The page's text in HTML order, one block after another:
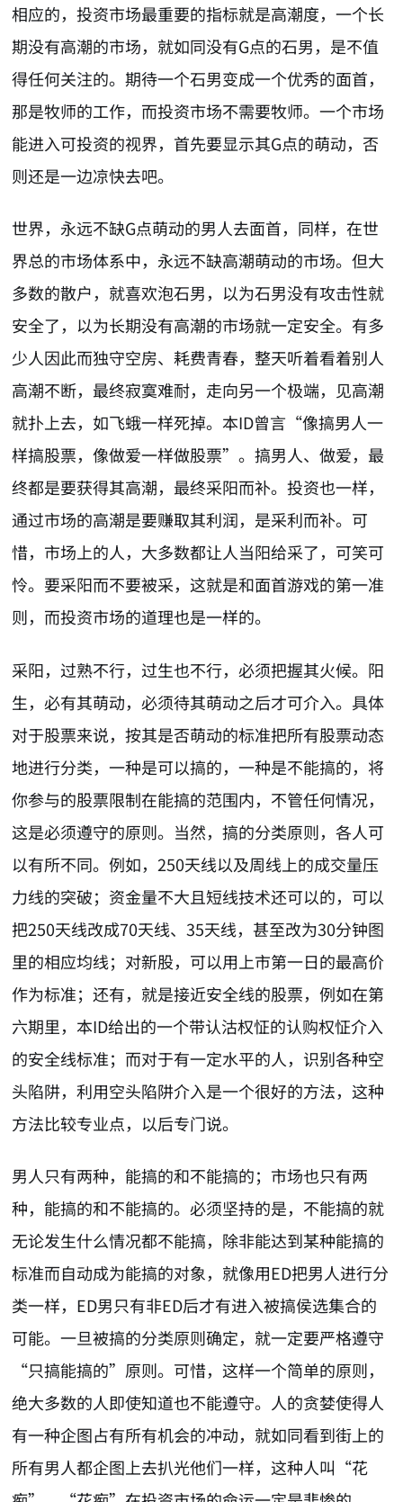
相应的，投资市场最重要的指标就是高潮度，一个长
期没有高潮的市场，就如同没有G点的石男，是不值
得任何关注的。期待一个石男变成一个优秀的面首，
那是牧师的工作，而投资市场不需要牧师。一个市场
能进入可投资的视界，首先要显示其G点的萌动，否
则还是一边凉快去吧。
世界，永远不缺G点萌动的男人去面首，同样，在世
界总的市场体系中，永远不缺高潮萌动的市场。但大
多数的散户，就喜欢泡石男，以为石男没有攻击性就
安全了，以为长期没有高潮的市场就一定安全。有多
少人因此而独守空房、耗费青春，整天听着看着别人
高潮不断，最终寂寞难耐，走向另一个极端，见高潮
就扑上去，如飞蛾一样死掉。本ID曾言“像搞男人一
样搞股票，像做爱一样做股票”。搞男人、做爱，最
终都是要获得其高潮，最终采阳而补。投资也一样，
通过市场的高潮是要赚取其利润，是采利而补。可
惜，市场上的人，大多数都让人当阳给采了，可笑可
怜。要采阳而不要被采，这就是和面首游戏的第一准
则，而投资市场的道理也是一样的。
采阳，过熟不行，过生也不行，必须把握其火候。阳
生，必有其萌动，必须待其萌动之后才可介入。具体
对于股票来说，按其是否萌动的标准把所有股票动态
地进行分类，一种是可以搞的，一种是不能搞的，将
你参与的股票限制在能搞的范围内，不管任何情况，
这是必须遵守的原则。当然，搞的分类原则，各人可
以有所不同。例如，250天线以及周线上的成交量压
力线的突破；资金量不大且短线技术还可以的，可以
把250天线改成70天线、35天线，甚至改为30分钟图
里的相应均线；对新股，可以用上市第一日的最高价
作为标准；还有，就是接近安全线的股票，例如在第
六期里，本ID给出的一个带认沽权怔的认购权怔介入
的安全线标准；而对于有一定水平的人，识别各种空
头陷阱，利用空头陷阱介入是一个很好的方法，这种
方法比较专业点，以后专门说。
男人只有两种，能搞的和不能搞的；市场也只有两
种，能搞的和不能搞的。必须坚持的是，不能搞的就
无论发生什么情况都不能搞，除非能达到某种能搞的
标准而自动成为能搞的对象，就像用ED把男人进行分
类一样，ED男只有非ED后才有进入被搞侯选集合的
可能。一旦被搞的分类原则确定，就一定要严格遵守
“只搞能搞的”原则。可惜，这样一个简单的原则，
绝大多数的人即使知道也不能遵守。人的贪婪使得人
有一种企图占有所有机会的冲动，就如同看到街上的
所有男人都企图上去扒光他们一样，这种人叫“花